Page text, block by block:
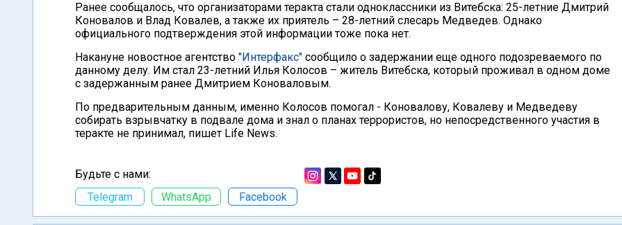
Ранее сообщалось, что организаторами теракта стали одноклассники из Витебска: 25-летние Дмитрий
Коновалов и Влад Ковалев, а также их приятель – 28-летний слесарь Медведев. Однако
официального подтверждения этой информации тоже пока нет.
Накануне новостное агентство "Интерфакс" сообщило о задержании еще одного подозреваемого по
данному делу. Им стал 23-летний Илья Колосов – житель Витебска, который проживал в одном доме
с задержанным ранее Дмитрием Коноваловым.
По предварительным данным, именно Колосов помогал - Коновалову, Ковалеву и Медведеву
собирать взрывчатку в подвале дома и знал о планах террористов, но непосредственного участия в
теракте не принимал, пишет Life News.
Будьте с нами:
Telegram
WhatsApp Facebook